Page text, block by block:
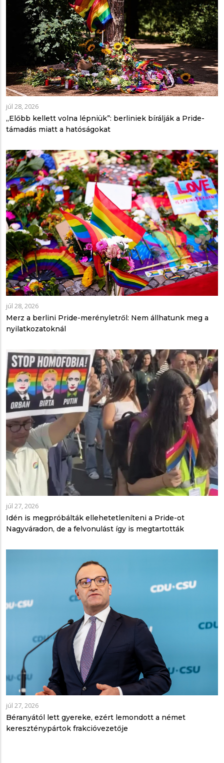
júl 28, 2026
„Előbb kellett volna lépniük”: berliniek bírálják a Pride-
támadás miatt a hatóságokat
júl 28, 2026
Merz a berlini Pride-merényletről: Nem állhatunk meg a
nyilatkozatoknál
júl 27, 2026
Idén is megpróbálták ellehetetleníteni a Pride-ot
Nagyváradon, de a felvonulást így is megtartották
júl 27, 2026
Béranyától lett gyereke, ezért lemondott a német
kereszténypártok frakcióvezetője